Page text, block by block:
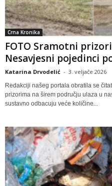
Crna Kronika
FOTO Sramotni
Nesavjesni pojedinci
Katarina Drvodelić - 3. veljače 2026
Redakciji našeg portala obratila se
prizorima na širem području ulaza u
sustavno odbacuju veće količine...